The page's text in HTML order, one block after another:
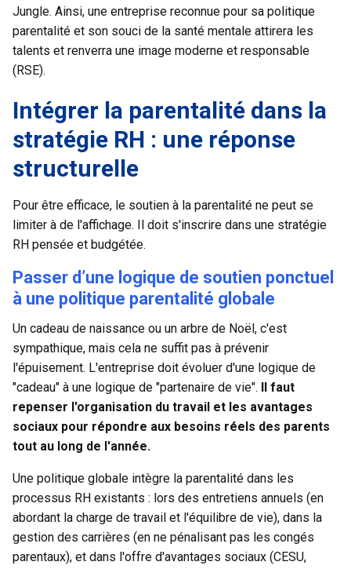
Jungle. Ainsi, une entreprise reconnue pour sa politique
parentalité et son souci de la santé mentale attirera les
talents et renverra une image moderne et responsable
(RSE).
Intégrer la parentalité dans la
stratégie RH : une réponse
structurelle
Pour être efficace, le soutien à la parentalité ne peut se
limiter à de l'affichage. Il doit s'inscrire dans une stratégie
RH pensée et budgétée.
Passer d’une logique de soutien ponctuel
à une politique parentalité globale
Un cadeau de naissance ou un arbre de Noël, c'est
sympathique, mais cela ne suffit pas à prévenir
l'épuisement. L'entreprise doit évoluer d'une logique de
"cadeau" à une logique de "partenaire de vie". Il faut
repenser l'organisation du travail et les avantages
sociaux pour répondre aux besoins réels des parents
tout au long de l'année.
Une politique globale intègre la parentalité dans les
processus RH existants : lors des entretiens annuels (en
abordant la charge de travail et l'équilibre de vie), dans la
gestion des carrières (en ne pénalisant pas les congés
parentaux), et dans l'offre d'avantages sociaux (CESU,